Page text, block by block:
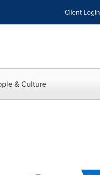
Client Login
& Culture